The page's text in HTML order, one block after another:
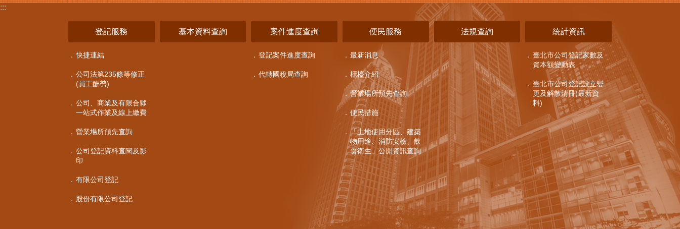
:::
登記服務
快捷連結
公司法第235條等修正
(員工酬勞)
公司、商業及有限合夥
一站式作業及線上繳費
營業場所預先查詢
公司登記資料查閱及影
印
有限公司登記
股份有限公司登記
基本資料查詢 案件進度查詢
登記案件進度查詢
代轉國稅局查詢
便民服務
最新消息
櫃檯介紹
營業場所預先查詢
便民措施
「土地使用分區、建築
物用途、消防安檢、飲
食衛生」公開資訊查詢
法規查詢 統計資訊
臺北市公司登記家數及
資本額變動表
臺北市公司登記設立變
更及解散清冊(最新資
料)